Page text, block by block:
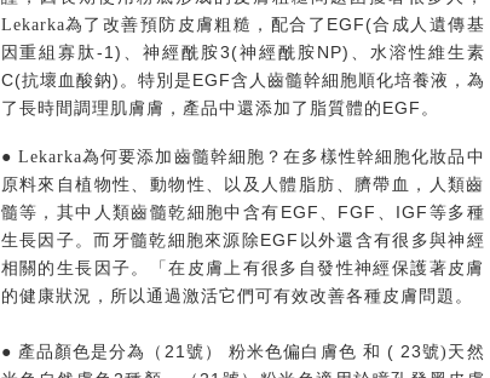
Lekarka為了改善預防皮膚粗糙，配合了 EGF(合成人遺傳基
因重組寡肽-1) 、神經酰胺3(神經酰胺 NP) 、水溶性維生素
C(抗壞血酸鈉) 。特別是 EGF含人齒髓幹細胞順化培養液，為
了長時間調理肌膚膚，產品中還添加了脂質體的 EGF 。
● Lekarka為何要添加齒髓幹細胞？在多樣性幹細胞化妝品中
原料來自植物性、動物性、以及人體脂肪、臍帶血，人類齒
髓等，其中人類齒髓乾細胞中含有 EGF 、 FGF 、 IGF 等多種
生長因子。而牙髓乾細胞來源除 EGF 以外還含有很多與神經
相關的生長因子。「在皮膚上有很多自發性神經保護著皮膚
的健康狀況，所以通過激活它們可有效改善各種皮膚問題。
● 產品顏色是分為 （ 21 號） 粉米色偏白膚色 和 ( 23號)天 然